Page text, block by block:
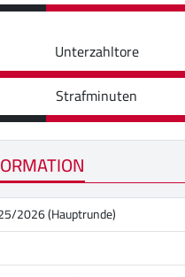
Unterzahltore
Strafminuten
2026 (Hauptrunde)